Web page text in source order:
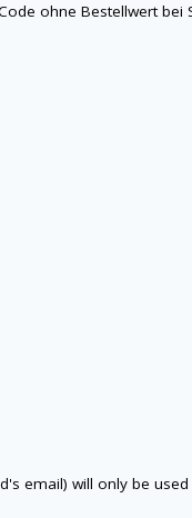
ohne Bestellwert bei
email) will only be